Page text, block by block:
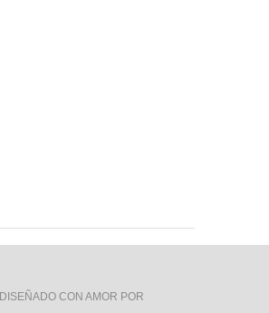
DISEÑADO CON AMOR POR